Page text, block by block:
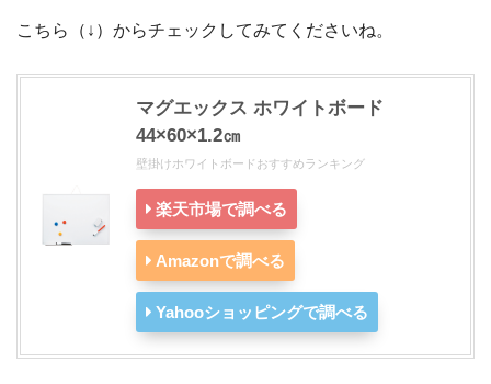
こちら（↓）からチェックしてみてくださいね。
マグエックス ホワイトボード
44×60×1.2㎝
壁掛けホワイトボードおすすめランキング
楽天市場で調べる
Amazonで調べる
Yahooショッピングで調べる